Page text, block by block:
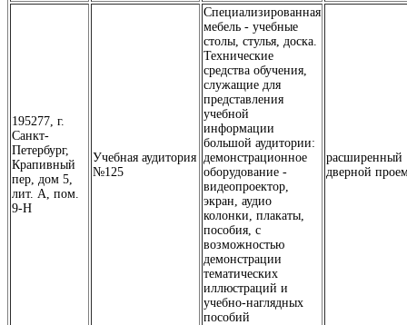
195277, г.
Санкт-
Петербург,
Крапивный
пер, дом 5,
лит. А, пом.
9-Н
Учебная аудитория
№125
Специализированная
мебель - учебные
столы, стулья, доска.
Технические
средства обучения,
служащие для
представления
учебной
информации
большой аудитории:
демонстрационное
оборудование -
видеопроектор,
экран, аудио
колонки, плакаты,
пособия, с
возможностью
демонстрации
тематических
иллюстраций и
учебно-наглядных
пособий
расширенный
дверной